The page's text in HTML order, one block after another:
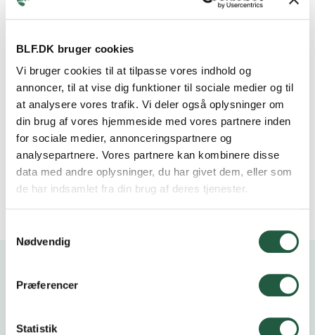
BLF.DK bruger cookies
Vi bruger cookies til at tilpasse vores indhold og
annoncer, til at vise dig funktioner til sociale medier og til
at analysere vores trafik. Vi deler også oplysninger om
din brug af vores hjemmeside med vores partnere inden
for sociale medier, annonceringspartnere og
analysepartnere. Vores partnere kan kombinere disse
data med andre oplysninger, du har givet dem, eller som
de har indsamlet fra din brug af deres tjenester.
Nødvendig
Præferencer
Statistik
samarbejde med Landbrug & Fødevarer, og
holder jer løbende opdateret via BLF’s
Facebook side og hjemmeside.
Vi glæder os til at se jer til en hyggelig dag
på landet!